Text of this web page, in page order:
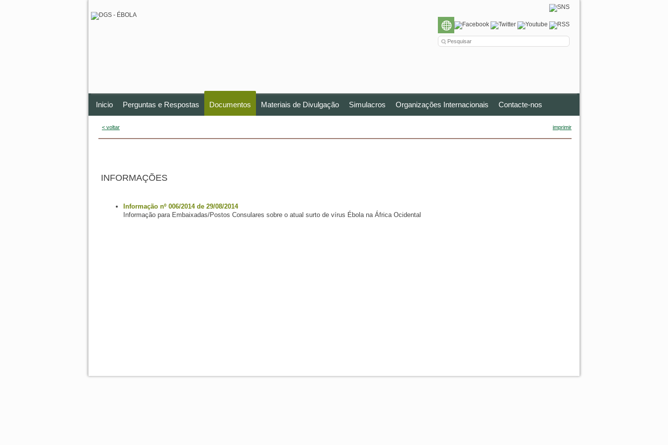
Inicio Perguntas e Respostas Documentos Materiais de Divulgação Simulacros Organizações Internacionais Contacte-nos
< voltar imprimir
INFORMAÇÕES
Informação nº 006/2014 de 29/08/2014
Informação para Embaixadas/Postos Consulares sobre o atual surto de vírus Ébola na África Ocidental